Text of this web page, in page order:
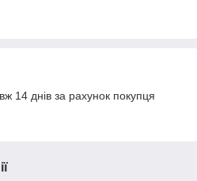
14 днів за рахунок покупця